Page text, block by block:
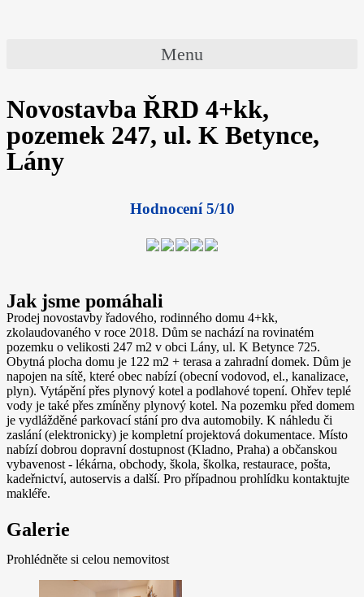
Menu
Novostavba ŘRD 4+kk,
pozemek 247, ul. K Betynce,
Lány
Hodnocení 5/10
Jak jsme pomáhali
Prodej novostavby řadového, rodinného domu 4+kk,
zkolaudovaného v roce 2018. Dům se nachází na rovinatém
pozemku o velikosti 247 m2 v obci Lány, ul. K Betynce 725.
Obytná plocha domu je 122 m2 + terasa a zahradní domek. Dům je
napojen na sítě, které obec nabízí (obecní vodovod, el., kanalizace,
plyn). Vytápění přes plynový kotel a podlahové topení. Ohřev teplé
vody je také přes zmíněny plynový kotel. Na pozemku před domem
je vydlážděné parkovací stání pro dva automobily. K náhledu či
zaslání (elektronicky) je kompletní projektová dokumentace. Místo
nabízí dobrou dopravní dostupnost (Kladno, Praha) a občanskou
vybavenost - lékárna, obchody, škola, školka, restaurace, pošta,
kadeřnictví, autoservis a další. Pro případnou prohlídku kontaktujte
makléře.
Galerie
Prohlédněte si celou nemovitost